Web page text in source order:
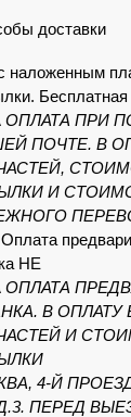
доставки
наложенным
ОПЛАТА ПРИ
ПОЧТЕ. В
И
НЕ
ОПЛАТА
В ОПЛАТУ
И
4-Й
ПЕРЕД